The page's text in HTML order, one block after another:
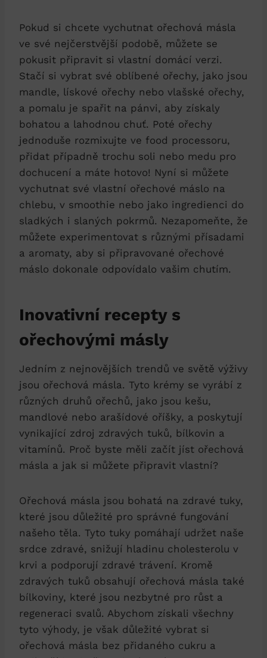
Pokud si chcete vychutnat ořechová másla
ve své nejčerstvější podobě, můžete se
pokusit připravit si vlastní domácí verzi.
Stačí si vybrat své oblíbené ořechy, jako jsou
mandle, lískové ořechy nebo vlašské ořechy,
a pomalu je spařit na pánvi, aby získaly
bohatou a lahodnou chuť. Poté ořechy
jednoduše rozmixujte ve food processoru,
přidat případně trochu soli nebo medu pro
dochucení a máte hotovo! Nyní si můžete
vychutnat své vlastní ořechové máslo na
chlebu, v smoothie nebo jako ingredienci do
sladkých i slaných pokrmů. Nezapomeňte, že
můžete experimentovat s různými přísadami
a aromaty, aby si připravované ořechové
máslo dokonale odpovídalo vašim chutím.
Inovativní recepty s
ořechovými másly
Jedním z nejnovějších trendů ve světě výživy
jsou ořechová másla. Tyto krémy se vyrábí z
různých druhů ořechů, jako jsou kešu,
mandlové nebo arašídové oříšky, a poskytují
vynikající zdroj zdravých tuků, bílkovin a
vitamínů. Proč byste měli začít jíst ořechová
másla a jak si můžete připravit vlastní?
Ořechová másla jsou bohatá na zdravé tuky,
které jsou důležité pro správné fungování
našeho těla. Tyto tuky pomáhají udržet naše
srdce zdravé, snižují hladinu cholesterolu v
krvi a podporují zdravé trávení. Kromě
zdravých tuků obsahují ořechová másla také
bílkoviny, které jsou nezbytné pro růst a
regeneraci svalů. Abychom získali všechny
tyto výhody, je však důležité vybrat si
ořechová másla bez přidaného cukru a